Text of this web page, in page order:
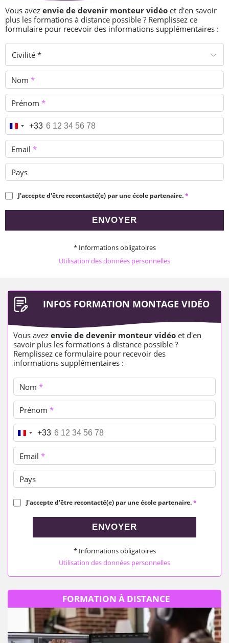
Vous avez envie de devenir monteur vidéo et d'en savoir
plus les formations à distance possible ? Remplissez ce
formulaire pour recevoir des informations supplémentaires :
Civilité *
Nom *
Prénom *
Téléphone *
+33
Email *
Pays
J'accepte d'être recontacté(e) par une école partenaire.*
ENVOYER
* Informations obligatoires
Utilisation des données personnelles
INFOS FORMATION MONTAGE VIDÉO
Vous avez envie de devenir monteur vidéo et d'en
savoir plus les formations à distance possible ?
Remplissez ce formulaire pour recevoir des
informations supplémentaires :
Nom *
Prénom *
Téléphone *
+33
Email *
Pays
J'accepte d'être recontacté(e) par une école partenaire.*
ENVOYER
* Informations obligatoires
Utilisation des données personnelles
FORMATION À DISTANCE